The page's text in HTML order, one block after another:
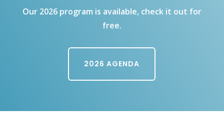
Our 2026 program is available, check it out for
free.
2026 AGENDA